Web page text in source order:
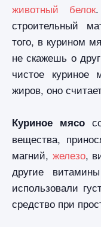
животный белок
строительный
того, в курином
не скажешь о
чистое куриное
жиров, оно
Куриное мясо
вещества,
магний, железо,
другие
использовали
средство при